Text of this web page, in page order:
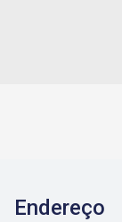
Endereço